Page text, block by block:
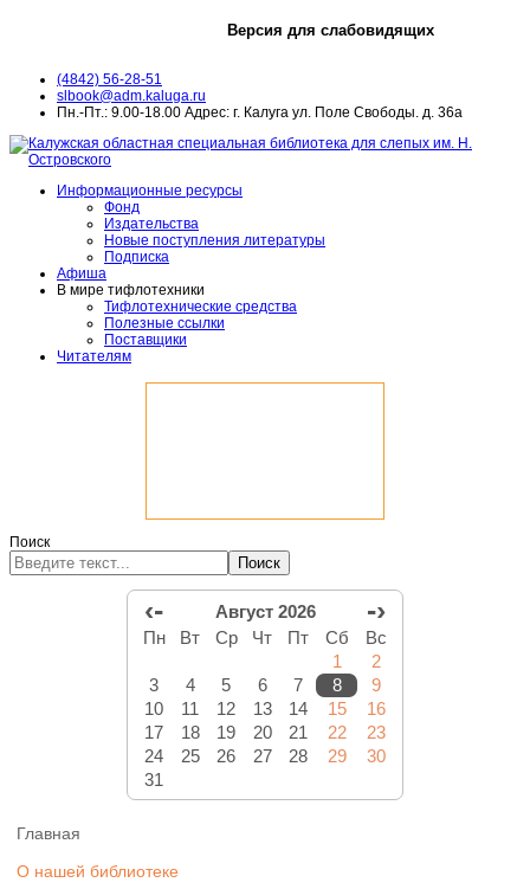
Версия для слабовидящих
(4842) 56-28-51
slbook@adm.kaluga.ru
Пн.-Пт.: 9.00-18.00 Адрес: г. Калуга ул. Поле Свободы. д. 36а
Информационные ресурсы
Фонд
Издательства
Новые поступления литературы
Подписка
Афиша
В мире тифлотехники
Тифлотехнические средства
Полезные ссылки
Поставщики
Читателям
Поиск
Поиск
‹- Август 2026 -›
Пн Вт Ср Чт Пт Сб
Вс
1
2
3
4 5 6 7 8
9
10
11 12 13 14 15
16
17
18 19 20 21 22
23
24
25 26 27 28 29
30
31
Главная
О нашей библиотеке